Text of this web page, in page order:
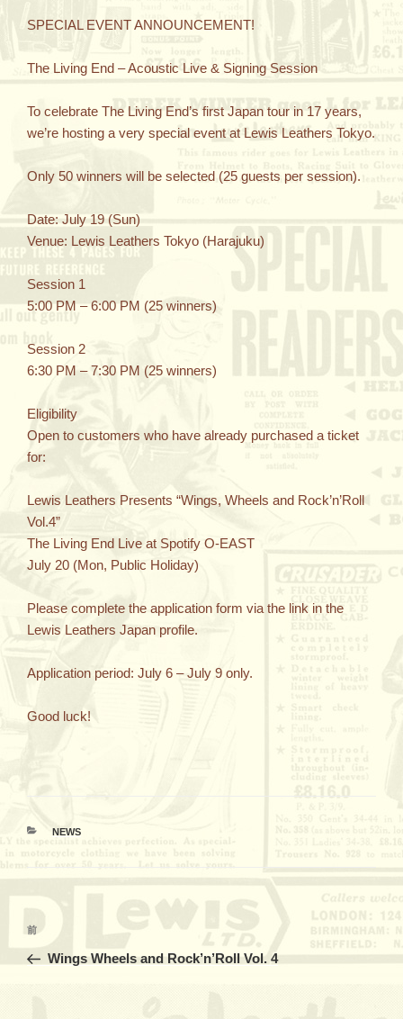
SPECIAL EVENT ANNOUNCEMENT!
The Living End – Acoustic Live & Signing Session
To celebrate The Living End’s first Japan tour in 17 years,
we’re hosting a very special event at Lewis Leathers Tokyo.
Only 50 winners will be selected (25 guests per session).
Date: July 19 (Sun)
Venue: Lewis Leathers Tokyo (Harajuku)
Session 1
5:00 PM – 6:00 PM (25 winners)
Session 2
6:30 PM – 7:30 PM (25 winners)
Eligibility
Open to customers who have already purchased a ticket
for:
Lewis Leathers Presents “Wings, Wheels and Rock’n’Roll
Vol.4”
The Living End Live at Spotify O-EAST
July 20 (Mon, Public Holiday)
Please complete the application form via the link in the
Lewis Leathers Japan profile.
Application period: July 6 – July 9 only.
Good luck!
カ
NEWS
投
ナ
過
去
前
Wings Wheels and Rock’n’Roll Vol. 4